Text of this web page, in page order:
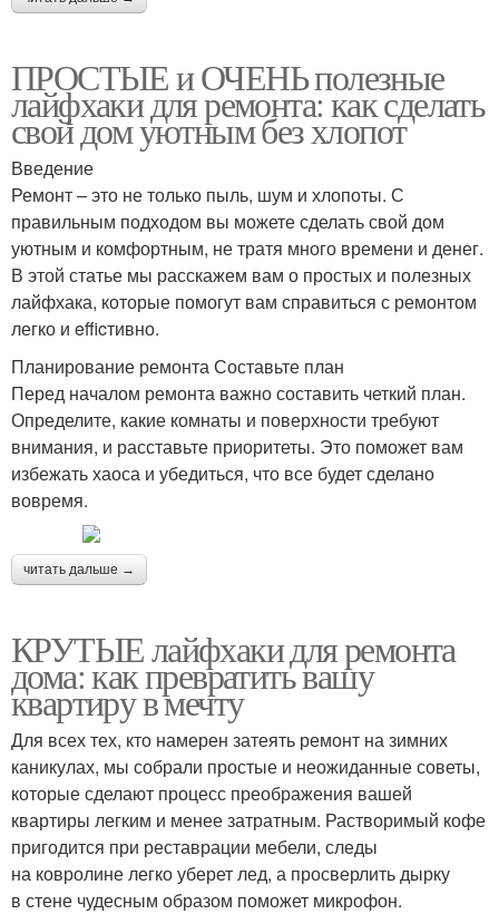
ПРОСТЫЕ и ОЧЕНЬ полезные
лайфхаки для ремонта: как сделать
свой дом уютным без хлопот
Введение
Ремонт – это не только пыль, шум и хлопоты. С
правильным подходом вы можете сделать свой дом
уютным и комфортным, не тратя много времени и денег.
В этой статье мы расскажем вам о простых и полезных
лайфхака, которые помогут вам справиться с ремонтом
легко и efficтивно.
Планирование ремонта Составьте план
Перед началом ремонта важно составить четкий план.
Определите, какие комнаты и поверхности требуют
внимания, и расставьте приоритеты. Это поможет вам
избежать хаоса и убедиться, что все будет сделано
вовремя.
читать дальше →
КРУТЫЕ лайфхаки для ремонта
дома: как превратить вашу
квартиру в мечту
Для всех тех, кто намерен затеять ремонт на зимних
каникулах, мы собрали простые и неожиданные советы,
которые сделают процесс преображения вашей
квартиры легким и менее затратным. Растворимый кофе
пригодится при реставрации мебели, следы
на ковролине легко уберет лед, а просверлить дырку
в стене чудесным образом поможет микрофон.